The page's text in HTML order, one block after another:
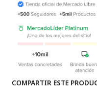
COMPARTIR ESTE